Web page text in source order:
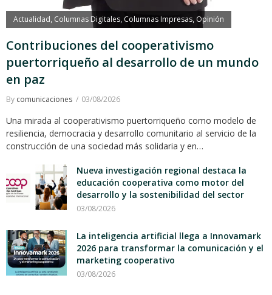
Actualidad, Columnas Digitales, Columnas Impresas, Opinión
Contribuciones del cooperativismo
puertorriqueño al desarrollo de un mundo
en paz
By comunicaciones 03/08/2026
Una mirada al cooperativismo puertorriqueño como modelo de
resiliencia, democracia y desarrollo comunitario al servicio de la
construcción de una sociedad más solidaria y en…
Nueva investigación regional destaca la
educación cooperativa como motor del
desarrollo y la sostenibilidad del sector
03/08/2026
La inteligencia artificial llega a Innovamark
2026 para transformar la comunicación y el
marketing cooperativo
03/08/2026